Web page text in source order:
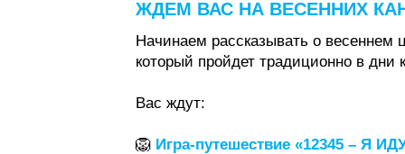
ЖДЕМ ВАС НА ВЕСЕННИХ
Начинаем рассказывать о весеннем
который пройдет традиционно в
Вас ждут:
🦁 Игра-путешествие «12345 – Я